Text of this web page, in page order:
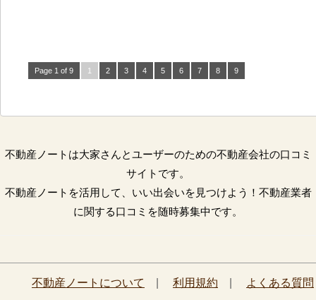
Page 1 of 9 1 2 3 4 5 6 7 8 9
不動産ノートは大家さんとユーザーのための不動産会社の口コミ
サイトです。
不動産ノートを活用して、いい出会いを見つけよう！不動産業者
に関する口コミを随時募集中です。
不動産ノートについて 利用規約 よくある質問